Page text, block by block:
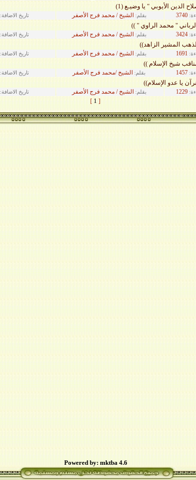
الدين الأيوبي " يا وضيـع (1)
تاريخ الاضافة: بقلم: الشيخ / محمد فرج الأصفر 3740
" محمد الراوي " ))
تاريخ الاضافة: بقلم: الشيخ / محمد فرج الأصفر 3424
المشير الزاهد))
تاريخ الاضافة: بقلم: الشيخ / محمد فرج الأصفر 1691
شيخ الإسلام ))
تاريخ الاضافة: بقلم: الشيخ /محمد فرج الأصفر 1457
يا عدو الإسلام))
تاريخ الاضافة: بقلم: الشيخ / محمد فرج الأصفر 1229
[
]
Powered by: mktba 4.6